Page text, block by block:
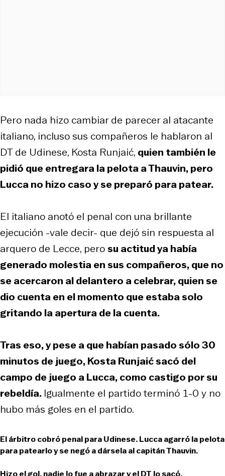
Pero nada hizo cambiar de parecer al atacante
italiano, incluso sus compañeros le hablaron al
DT de Udinese, Kosta Runjaić, quien también le
pidió que entregara la pelota a Thauvin, pero
Lucca no hizo caso y se preparó para patear.
El italiano anotó el penal con una brillante
ejecución -vale decir- que dejó sin respuesta al
arquero de Lecce, perosu actitud ya había
generado molestia en sus compañeros, que no
se acercaron al delantero a celebrar, quien se
dio cuenta en el momento que estaba solo
gritando la apertura de la cuenta.
Tras eso, y pese a que habían pasado sólo 30
minutos de juego, Kosta Runjaić sacó del
campo de juego a Lucca, como castigo por su
rebeldía. Igualmente el partido terminó 1-0 y no
hubo más goles en el partido.
El árbitro cobró penal para Udinese. Lucca agarró la pelota
para patearlo y se negó a dársela al capitán Thauvin.
Hizo el gol, nadie lo fue a abrazar y el DT lo sacó.